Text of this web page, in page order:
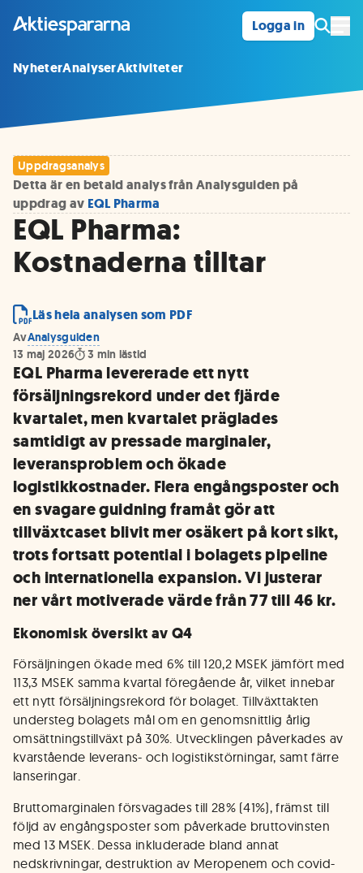
Logga in
NyheterAnalyserAktiviteter
Uppdragsanalys
Detta är en betald analys från Analysguiden på
uppdrag av EQL Pharma
EQL Pharma:
Kostnaderna tilltar
Läs hela analysen som PDF
AvAnalysguiden
13 maj 2026
3 min lästid
EQL Pharma levererade ett nytt
försäljningsrekord under det fjärde
kvartalet, men kvartalet präglades
samtidigt av pressade marginaler,
leveransproblem och ökade
logistikkostnader. Flera engångsposter och
en svagare guidning framåt gör att
tillväxtcaset blivit mer osäkert på kort sikt,
trots fortsatt potential i bolagets pipeline
och internationella expansion. Vi justerar
ner vårt motiverade värde från 77 till 46 kr.
Ekonomisk översikt av Q4
Försäljningen ökade med 6% till 120,2 MSEK jämfört med
113,3 MSEK samma kvartal föregående år, vilket innebar
ett nytt försäljningsrekord för bolaget. Tillväxttakten
understeg bolagets mål om en genomsnittlig årlig
omsättningstillväxt på 30%. Utvecklingen påverkades av
kvarstående leverans- och logistikstörningar, samt färre
lanseringar.
Bruttomarginalen försvagades till 28% (41%), främst till
följd av engångsposter som påverkade bruttovinsten
med 13 MSEK. Dessa inkluderade bland annat
nedskrivningar, destruktion av Meropenem och covid-